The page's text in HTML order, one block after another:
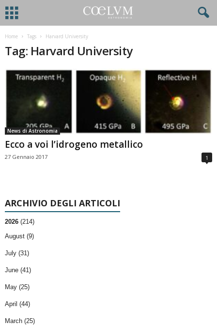
Home Tags Harvard University
Tag: Harvard University
News di Astronomia
Ecco a voi l’idrogeno metallico
27 Gennaio 2017 1
ARCHIVIO DEGLI ARTICOLI
2026 (214)
August (9)
July (31)
June (41)
May (25)
April (44)
March (25)